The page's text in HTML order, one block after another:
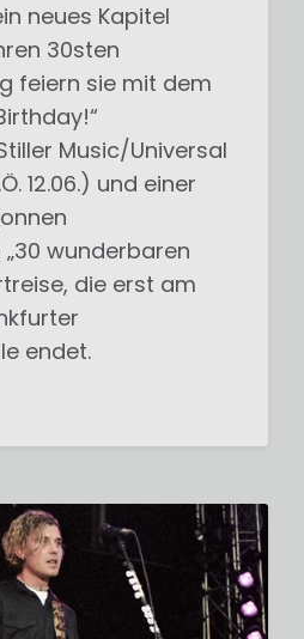
neues Kapitel
30sten
feiern sie mit dem
Music/Universal
12.06.) und einer
wunderbaren
die erst am
endet.